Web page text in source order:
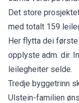
Det store
med totalt 159
Her flytta dei første
opplyste adm. dir.
leilegheiter selde.
Tredje byggetrinn
Ulstein-familien